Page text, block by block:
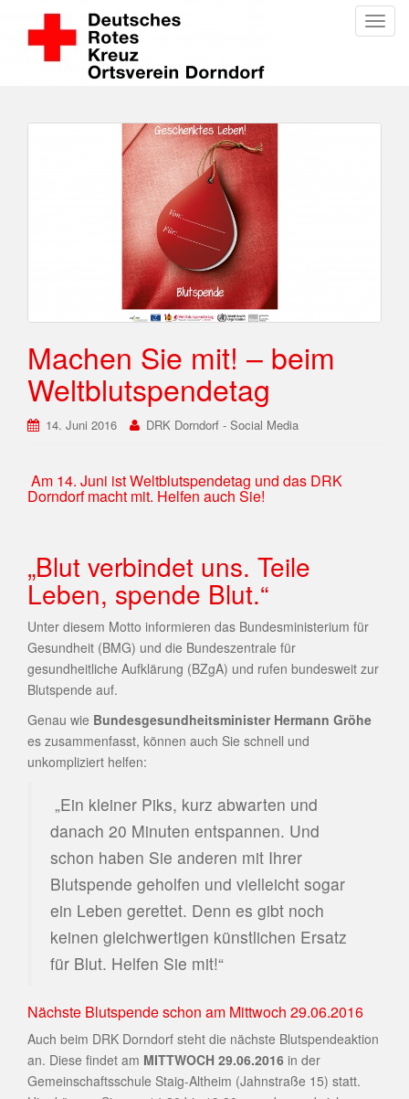
Machen Sie mit! – beim
Weltblutspendetag
14. Juni 2016 DRK Dorndorf - Social Media
Am 14. Juni ist Weltblutspendetag und das DRK
Dorndorf macht mit. Helfen auch Sie!
„Blut verbindet uns. Teile
Leben, spende Blut.“
Unter diesem Motto informieren das Bundesministerium für
Gesundheit (BMG) und die Bundeszentrale für
gesundheitliche Aufklärung (BZgA) und rufen bundesweit zur
Blutspende auf.
Genau wie Bundesgesundheitsminister Hermann Gröhe
es zusammenfasst, können auch Sie schnell und
unkompliziert helfen:
„Ein kleiner Piks, kurz abwarten und
danach 20 Minuten entspannen. Und
schon haben Sie anderen mit Ihrer
Blutspende geholfen und vielleicht sogar
ein Leben gerettet. Denn es gibt noch
keinen gleichwertigen künstlichen Ersatz
für Blut. Helfen Sie mit!“
Nächste Blutspende schon am Mittwoch 29.06.2016
Auch beim DRK Dorndorf steht die nächste Blutspendeaktion
an. Diese findet am MITTWOCH 29.06.2016 in der
Gemeinschaftsschule Staig-Altheim (Jahnstraße 15) statt.